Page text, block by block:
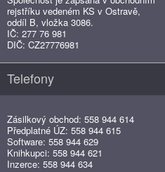
rejstříku vedeném KS v Ostravě,
oddíl B, vložka 3086.
IČ: 277 76 981
DIČ: CZ27776981
Telefony
Zásilkový obchod: 558 944 614
Předplatné ÚZ: 558 944 615
Software: 558 944 629
Knihkupci: 558 944 621
Inzerce: 558 944 634